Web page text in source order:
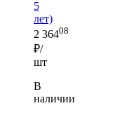
5
лет)
2 36408
₽/
шт
В
наличии